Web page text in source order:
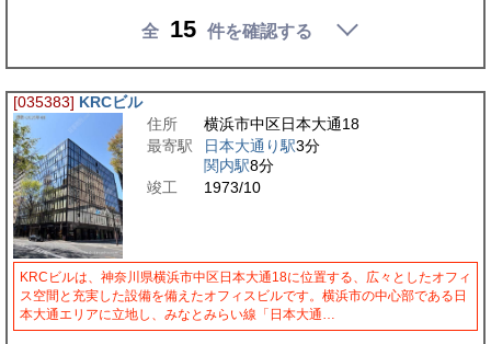
全 15 件を確認する
[035383] KRCビル
住所
横浜市中区日本大通18
最寄駅
日本大通り駅3分
関内駅8分
竣工
1973/10
KRCビルは、神奈川県横浜市中区日本大通18に位置する、広々としたオフィ
ス空間と充実した設備を備えたオフィスビルです。横浜市の中心部である日
本大通エリアに立地し、みなとみらい線「日本大通…